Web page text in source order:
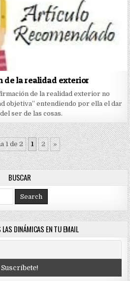
de la realidad exterior
de la realidad exterior no
objetiva” entendiendo por ella el dar
ser de las cosas.
1 de 2 1 2 »
BUSCAR
DINÁMICAS EN TU EMAIL